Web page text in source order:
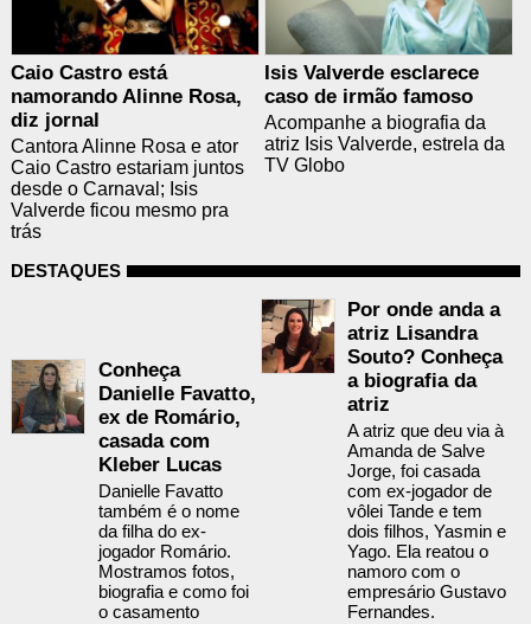
Caio Castro está
namorando Alinne Rosa,
diz jornal
Cantora Alinne Rosa e ator
Caio Castro estariam juntos
desde o Carnaval; Isis
Valverde ficou mesmo pra
trás
Isis Valverde esclarece
caso de irmão famoso
Acompanhe a biografia da
atriz Isis Valverde, estrela da
TV Globo
DESTAQUES
Conheça
Danielle Favatto,
ex de Romário,
casada com
Kleber Lucas
Danielle Favatto
também é o nome
da filha do ex-
jogador Romário.
Mostramos fotos,
biografia e como foi
o casamento
Por onde anda a
atriz Lisandra
Souto? Conheça
a biografia da
atriz
A atriz que deu via à
Amanda de Salve
Jorge, foi casada
com ex-jogador de
vôlei Tande e tem
dois filhos, Yasmin e
Yago. Ela reatou o
namoro com o
empresário Gustavo
Fernandes.